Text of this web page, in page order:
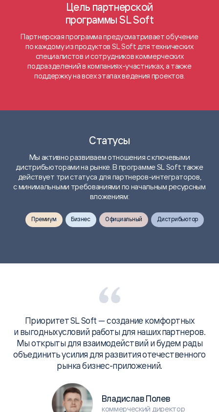
Цель партнерской
программы SL Soft
Партнерская программа предусматривает обучение
по каждому из продуктов SL Soft для технических
специалистов и сотрудников коммерческих
подразделений в компаниях-участниках, а также
поддержку на всех этапах ведения проектов.
Статусы
Мы активно развиваем отношения с ключевыми
дистрибьюторами на рынке. В программе SL Soft также
действует три статуса для партнеров-интеграторов,
с минимальными требованиями по начальным ресурсным
вложениям:
Премиум Бизнес Официальный Дистрибьютор
Приоритет SL Soft — создание комфортных
и выгодных условий работы для наших партнеров.
Мы открыты для взаимодействий и будем рады
объединить усилия для развития отечественного
рынка бизнес-приложений.
Владислав Полев
коммерческий директор